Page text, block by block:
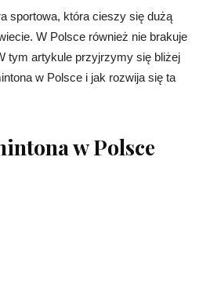
sportowa, która cieszy się dużą
W Polsce również nie brakuje
tym artykule przyjrzymy się bliżej
w Polsce i jak rozwija się ta
w Polsce